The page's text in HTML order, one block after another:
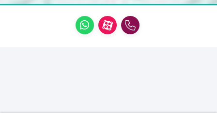
مستقل آنلاین میباشد که با همکاریگالری فرش مقدم ( تامین کننده
تابلو فرش های دستبافت تبریز و سردرود )